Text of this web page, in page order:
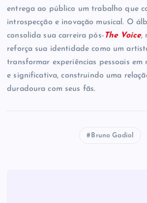
entrega ao público um trabalho que
introspecção e inovação musical. O
consolida sua carreira pós- The Voice,
reforça sua identidade como um
transformar experiências pessoais em
e significativa, construindo uma
duradoura com seus fãs.
Bruno Gadiol